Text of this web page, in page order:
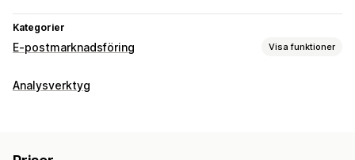
Kategorier
E-postmarknadsföring Visa funktioner
Kampanjtyper
Analysverktyg